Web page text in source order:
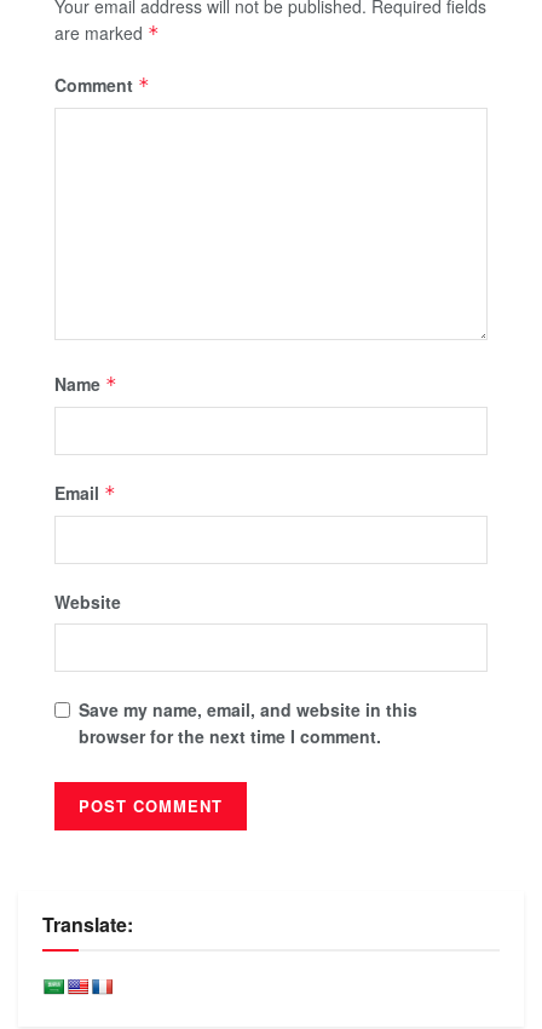
Your email address will not be published. Required fields
are marked *
Comment *
Name *
Email *
Website
Save my name, email, and website in this
browser for the next time I comment.
Translate: